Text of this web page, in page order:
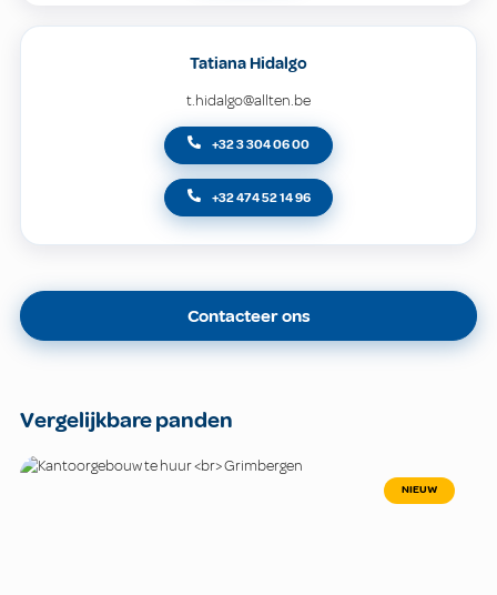
Tatiana Hidalgo
t.hidalgo@allten.be
+32 3 304 06 00
+32 474 52 14 96
Contacteer ons
Vergelijkbare panden
NIEUW